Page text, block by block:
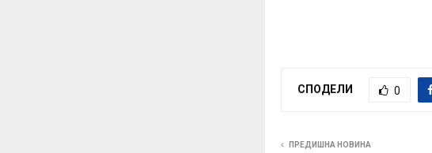
СПОДЕЛИ 0
ПРЕДИШНА НОВИНА